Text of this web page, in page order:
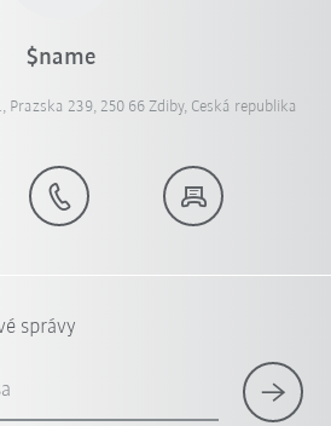
$name
Prazska 239, 250 66 Zdiby, Ceská republika
správy